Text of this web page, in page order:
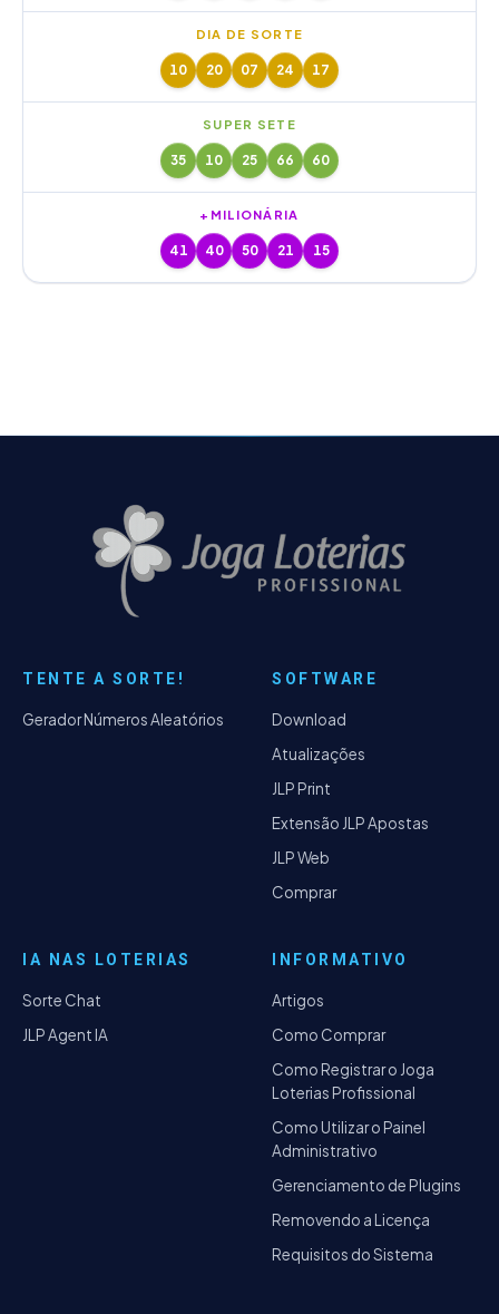
DIA DE SORTE
10 20 07 24 17
SUPER SETE
35 10 25 66 60
+MILIONÁRIA
41 40 50 21 15
TENTE A SORTE!
Gerador Números Aleatórios
SOFTWARE
Download
Atualizações
JLP Print
Extensão JLP Apostas
JLP Web
Comprar
IA NAS LOTERIAS
Sorte Chat
JLP Agent IA
INFORMATIVO
Artigos
Como Comprar
Como Registrar o Joga
Loterias Profissional
Como Utilizar o Painel
Administrativo
Gerenciamento de Plugins
Removendo a Licença
Requisitos do Sistema